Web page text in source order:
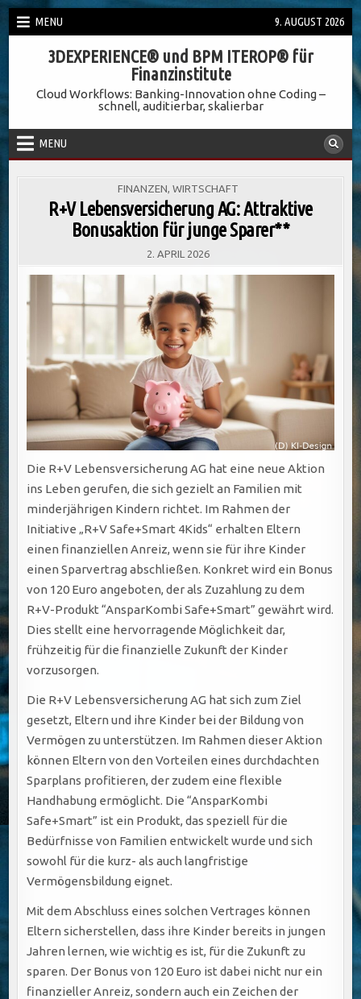
Skip
to
MENU 9. AUGUST 2026
3DEXPERIENCE® und BPM ITEROP® für
Finanzinstitute
Cloud Workflows: Banking-Innovation ohne Coding –
schnell, auditierbar, skalierbar
MENU
POSTED
FINANZEN WIRTSCHAFT
R+V Lebensversicherung AG: Attraktive
Bonusaktion für junge Sparer**
2. APRIL 2026
Die R+V Lebensversicherung AG hat eine neue Aktion
ins Leben gerufen, die sich gezielt an Familien mit
minderjährigen Kindern richtet. Im Rahmen der
Initiative „R+V Safe+Smart 4Kids“ erhalten Eltern
einen finanziellen Anreiz, wenn sie für ihre Kinder
einen Sparvertrag abschließen. Konkret wird ein Bonus
von 120 Euro angeboten, der als Zuzahlung zu dem
R+V-Produkt “AnsparKombi Safe+Smart” gewährt wird.
Dies stellt eine hervorragende Möglichkeit dar,
frühzeitig für die finanzielle Zukunft der Kinder
vorzusorgen.
Die R+V Lebensversicherung AG hat sich zum Ziel
gesetzt, Eltern und ihre Kinder bei der Bildung von
Vermögen zu unterstützen. Im Rahmen dieser Aktion
können Eltern von den Vorteilen eines durchdachten
Sparplans profitieren, der zudem eine flexible
Handhabung ermöglicht. Die “AnsparKombi
Safe+Smart” ist ein Produkt, das speziell für die
Bedürfnisse von Familien entwickelt wurde und sich
sowohl für die kurz- als auch langfristige
Vermögensbildung eignet.
Mit dem Abschluss eines solchen Vertrages können
Eltern sicherstellen, dass ihre Kinder bereits in jungen
Jahren lernen, wie wichtig es ist, für die Zukunft zu
sparen. Der Bonus von 120 Euro ist dabei nicht nur ein
finanzieller Anreiz, sondern auch ein Zeichen der